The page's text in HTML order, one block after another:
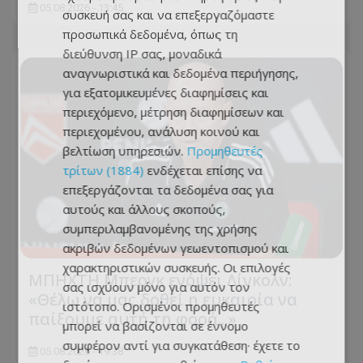
05.08.2026 - 13:45
ΜΠΗΧΤΗ Μπεργκ ενόψει Λίνκολν:
«Θέλω να μας δοθεί η ευκαιρία να
παίξουμε αυτή τη φορά...»
05.08.2026 - 19:38
συσκευή σας και να επεξεργαζόμαστε
προσωπικά δεδομένα, όπως τη
διεύθυνση IP σας, μοναδικά
αναγνωριστικά και δεδομένα περιήγησης,
για εξατομικευμένες διαφημίσεις και
περιεχόμενο, μέτρηση διαφημίσεων και
περιεχομένου, ανάλυση κοινού και
βελτίωση υπηρεσιών. Προμηθευτές
τρίτων (1884) ενδέχεται επίσης να
επεξεργάζονται τα δεδομένα σας για
αυτούς και άλλους σκοπούς,
συμπεριλαμβανομένης της χρήσης
ακριβών δεδομένων γεωεντοπισμού και
χαρακτηριστικών συσκευής. Οι επιλογές
σας ισχύουν μόνο για αυτόν τον
ιστότοπο. Ορισμένοι προμηθευτές
μπορεί να βασίζονται σε έννομο
συμφέρον αντί για συγκατάθεση· έχετε το